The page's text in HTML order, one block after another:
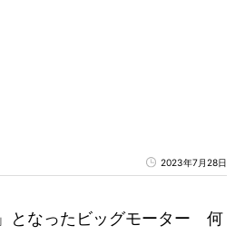
2023年7月28日
となったビッグモーター 何